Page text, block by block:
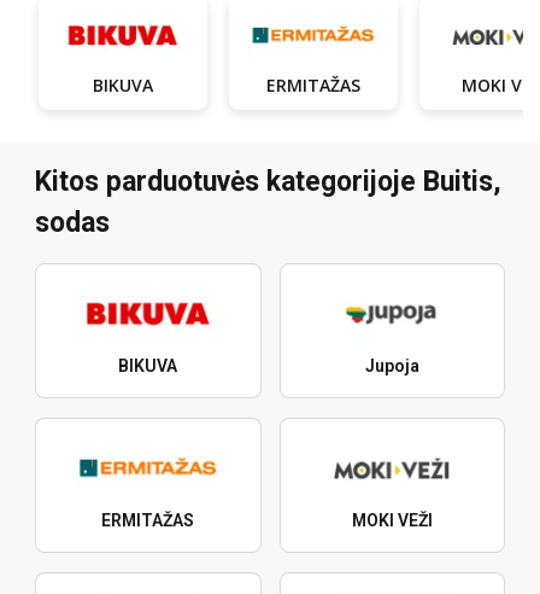
BIKUVA ERMITAŽAS MOKI
Kitos parduotuvės kategorijoje Buitis,
sodas
BIKUVA Jupoja
ERMITAŽAS MOKI VEŽI